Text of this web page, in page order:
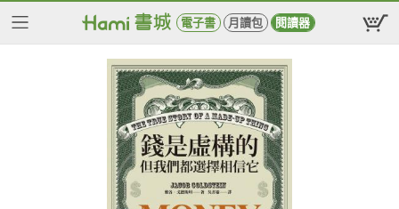
電子書 月讀包 閱讀器